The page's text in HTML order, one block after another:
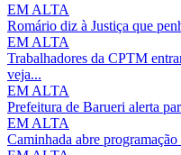
EM ALTA
Romário diz à Justiça que
EM ALTA
Trabalhadores da CPTM
veja...
EM ALTA
Prefeitura de Barueri alerta
EM ALTA
Caminhada abre